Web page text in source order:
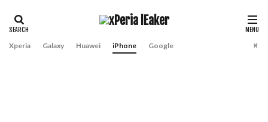
Xperia Galaxy Huawei iPhone Google